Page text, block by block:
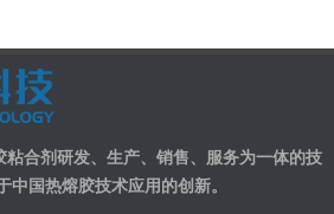
合剂研发、生产、销售、服务为一体的技
国热熔胶技术应用的创新。